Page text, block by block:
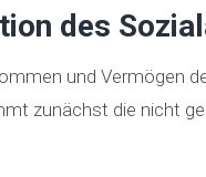
des
und Vermögen
zunächst die nicht